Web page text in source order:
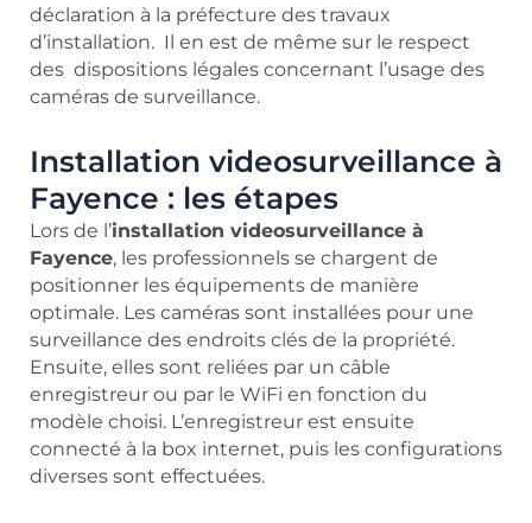
déclaration à la préfecture des travaux
d’installation. Il en est de même sur le respect
des dispositions légales concernant l’usage des
caméras de surveillance.
Installation videosurveillance à
Fayence : les étapes
Lors de l’installation videosurveillance à
Fayence, les professionnels se chargent de
positionner les équipements de manière
optimale. Les caméras sont installées pour une
surveillance des endroits clés de la propriété.
Ensuite, elles sont reliées par un câble
enregistreur ou par le WiFi en fonction du
modèle choisi. L’enregistreur est ensuite
connecté à la box internet, puis les configurations
diverses sont effectuées.